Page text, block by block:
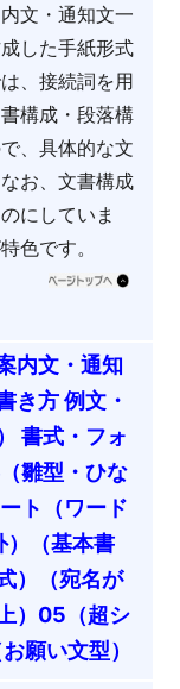
文・通知文一
した手紙形式
、接続詞を用
構成・段落構
、具体的な文
お、文書構成
にしていま
色です。
内文・通知
き方 例文・
書式・フォ
雛型・ひな
ト（ワード
（基本書
）（宛名が
）05（超シ
願い文型）